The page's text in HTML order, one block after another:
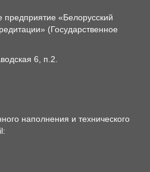
предприятие «Белорусский
(Государственное
6, п.2.
наполнения и технического